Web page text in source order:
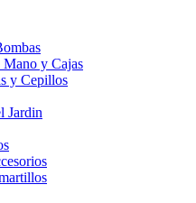
Mano y Cajas
y Cepillos
Jardin